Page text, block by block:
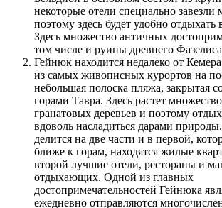
некоторые отели специально завезли
поэтому здесь будет удобно отдыхать
Здесь множество античных
том числе и руины древнего
Гейнюк находится недалеко от
из самых живописных курортов на
небольшая полоска пляжа, закрытая
горами Тавра. Здесь растет
гранатовых деревьев и поэтому
вдоволь насладиться дарами
делится на две части и в первой,
ближе к горам, находятся жилые
второй лучшие отели, рестораны и
отдыхающих. Одной из главных
достопримечательностей Гейнюка
ежедневно отправляются